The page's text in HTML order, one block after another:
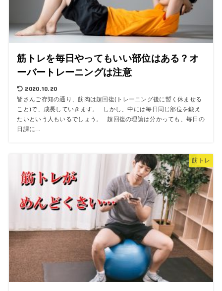
筋トレを毎日やってもいい部位はある？オ
ーバートレーニングは注意
2020.10.20
皆さんご存知の通り、筋肉は超回復(トレーニング後に暫く休ませる
こと)で、成長していきます。 しかし、中には毎日同じ部位を鍛え
たいという人もいるでしょう。 超回復の理論は分かっても、毎日の
日課に...
筋トレ